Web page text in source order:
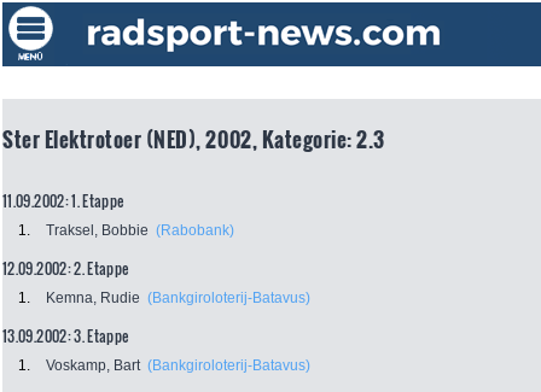
Ster Elektrotoer (NED), 2002, Kategorie: 2.3
11.09.2002: 1. Etappe
1. Traksel, Bobbie (Rabobank)
12.09.2002: 2. Etappe
1. Kemna, Rudie (Bankgiroloterij-Batavus)
13.09.2002: 3. Etappe
1. Voskamp, Bart (Bankgiroloterij-Batavus)